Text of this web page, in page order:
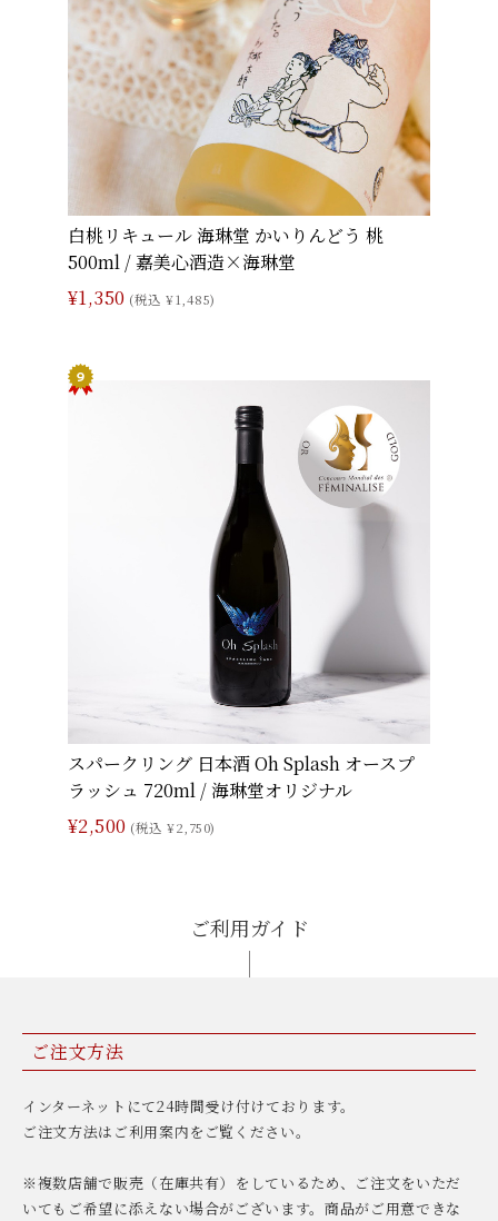
白桃リキュール 海琳堂 かいりんどう 桃
500ml / 嘉美心酒造×海琳堂
¥1,350 (税込 ¥1,485)
スパークリング 日本酒 Oh Splash オースプ
ラッシュ 720ml / 海琳堂オリジナル
¥2,500 (税込 ¥2,750)
ご利用ガイド
ご注文方法
インターネットにて24時間受け付けております。
ご注文方法はご利用案内をご覧ください。
※複数店舗で販売（在庫共有）をしているため、ご注文をいただ
いてもご希望に添えない場合がございます。商品がご用意できな